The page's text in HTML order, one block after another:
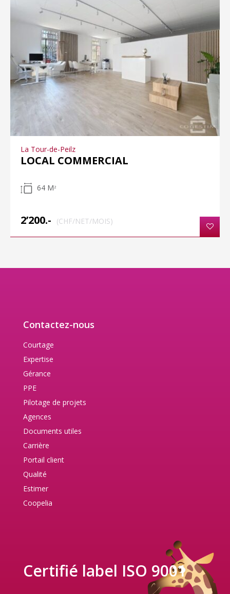
La Tour-de-Peilz
LOCAL COMMERCIAL
64 M 2
2’200.- (CHF/NET/MOIS)
Contactez-nous
Courtage
Expertise
Gérance
PPE
Pilotage de projets
Agences
Documents utiles
Carrière
Portail client
Qualité
Estimer
Coopelia
Certifié label ISO 9001